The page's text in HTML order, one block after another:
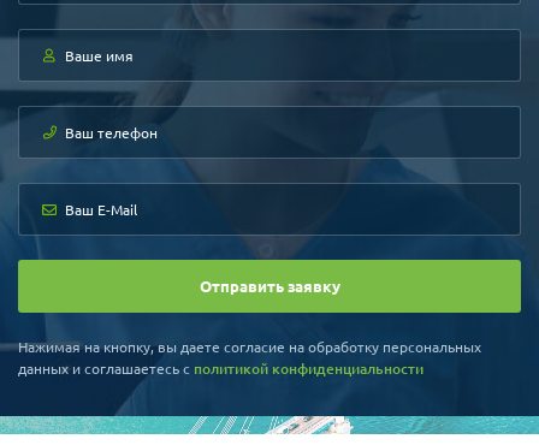
- Современные ПЭТ-КТ сканеры
- МРТ с напряженностью магнитного поля 3.0 Тл
- Оборудование для проведения церебральной ангиографии и
коронарографии
- Оборудование для проведения трансартериальной
химиоэмболизации
Отправить заявку
Нажимая на кнопку, вы даете согласие на обработку персональных
данных и соглашаетесь c политикой конфиденциальности